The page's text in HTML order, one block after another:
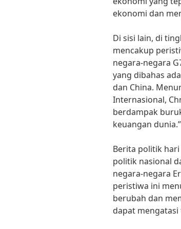
ekonomi dan
Di sisi lain, di
mencakup
negara-negara
yang dibahas
dan China.
Internasional,
berdampak
keuangan dunia.”
Berita politik
politik nasional
negara-negara
peristiwa ini
berubah dan
dapat